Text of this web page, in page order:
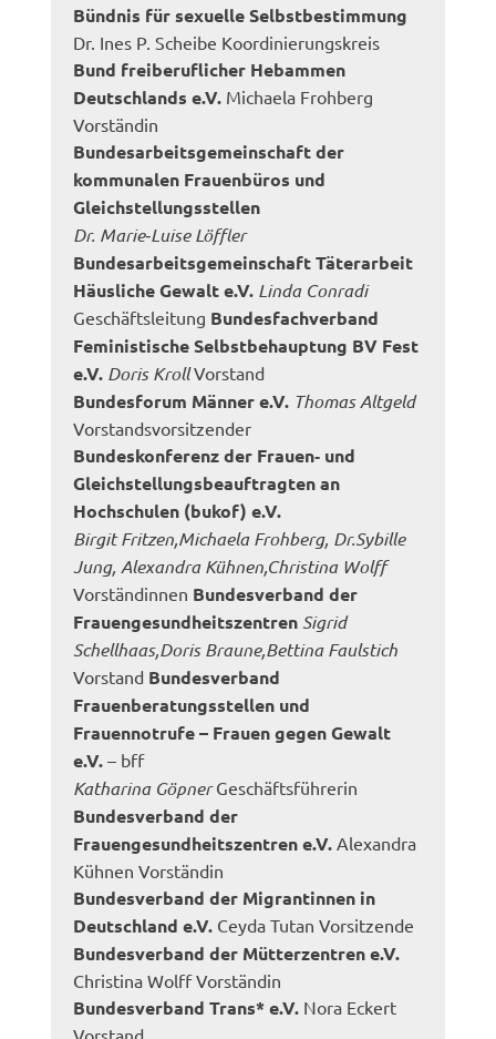
Bündnis für sexuelle Selbstbestimmung
Dr. Ines P. Scheibe Koordinierungskreis
Bund freiberuflicher Hebammen
Deutschlands e.V. Michaela Frohberg
Vorständin
Bundesarbeitsgemeinschaft der
kommunalen Frauenbüros und
Gleichstellungsstellen
Dr. Marie‐Luise Löffler
Bundesarbeitsgemeinschaft Täterarbeit
Häusliche Gewalt e.V. Linda Conradi
Geschäftsleitung Bundesfachverband
Feministische Selbstbehauptung BV Fest
e.V. Doris KrollVorstand
Bundesforum Männer e.V. Thomas Altgeld
Vorstandsvorsitzender
Bundeskonferenz der Frauen‐ und
Gleichstellungsbeauftragten an
Hochschulen (bukof) e.V.
Birgit Fritzen,Michaela Frohberg, Dr.Sybille
Jung, Alexandra Kühnen,Christina Wolff
Vorständinnen Bundesverband der
Frauengesundheitszentren Sigrid
Schellhaas,Doris Braune,Bettina Faulstich
Vorstand Bundesverband
Frauenberatungsstellen und
Frauennotrufe – Frauen gegen Gewalt
e.V. – bff
Katharina GöpnerGeschäftsführerin
Bundesverband der
Frauengesundheitszentren e.V. Alexandra
Kühnen Vorständin
Bundesverband der Migrantinnen in
Deutschland e.V. Ceyda Tutan Vorsitzende
Bundesverband der Mütterzentren e.V.
Christina Wolff Vorständin
Bundesverband Trans* e.V. Nora Eckert